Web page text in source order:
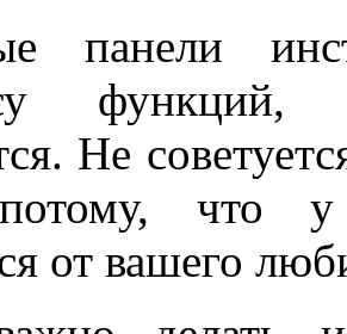
панели
функций,
Не
что у
от вашего